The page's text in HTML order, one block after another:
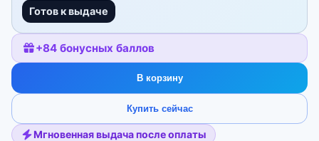
Готов к выдаче
+84 бонусных баллов
В корзину
Купить сейчас
Мгновенная выдача после оплаты